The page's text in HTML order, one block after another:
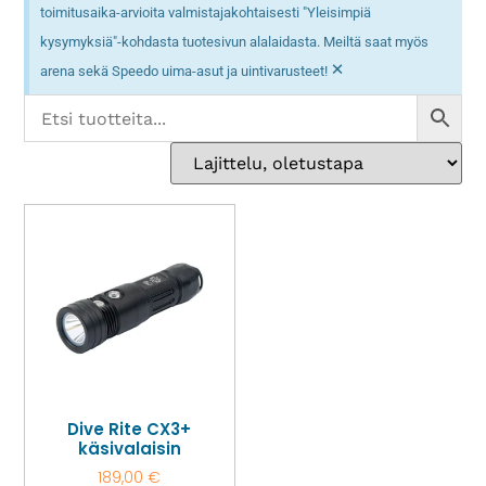
toimitusaika-arvioita valmistajakohtaisesti "Yleisimpiä
kysymyksiä"-kohdasta tuotesivun alalaidasta. Meiltä saat myös
arena sekä Speedo uima-asut ja uintivarusteet! ×
Dive Rite CX3+
käsivalaisin
189,00€